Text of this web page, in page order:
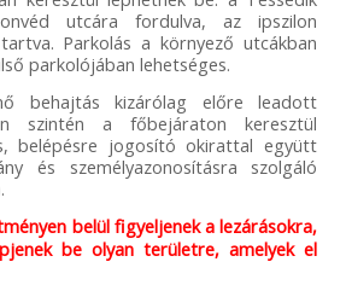
utcára fordulva, az ipszilon
Parkolás a környező utcákban
parkolójában lehetséges.
behajtás kizárólag előre leadott
szintén a főbejáraton keresztül
belépésre jogosító okirattal együtt
és személyazonosításra szolgáló
belül figyeljenek a lezárásokra,
be olyan területre, amelyek el